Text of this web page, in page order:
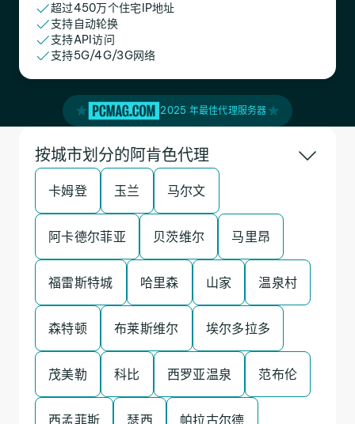
超过450万个住宅IP地址
支持自动轮换
支持API访问
支持5G/4G/3G网络
2025 年最佳代理服务器
按城市划分的阿肯色代理
卡姆登 玉兰 马尔文
阿卡德尔菲亚 贝茨维尔 马里昂
福雷斯特城 哈里森 山家 温泉村
森特顿 布莱斯维尔 埃尔多拉多
茂美勒 科比 西罗亚温泉 范布伦
西孟菲斯 瑟西 帕拉古尔德